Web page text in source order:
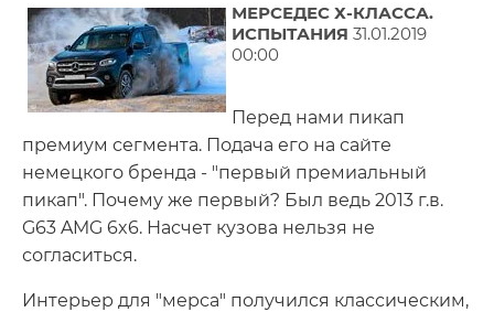
МЕРСЕДЕС Х-КЛАССА.
ИСПЫТАНИЯ 31.01.2019
00:00
Перед нами пикап
премиум сегмента. Подача его на сайте
немецкого бренда - "первый премиальный
пикап". Почему же первый? Был ведь 2013 г.в.
G63 AMG 6x6. Насчет кузова нельзя не
согласиться.
Интерьер для "мерса" получился классическим,